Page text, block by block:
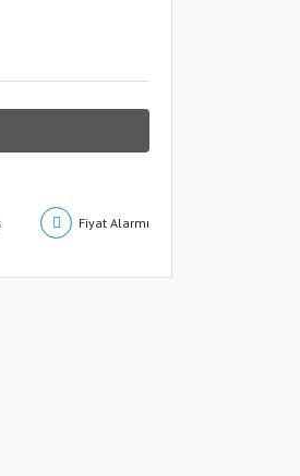
Fiyat Alarmı